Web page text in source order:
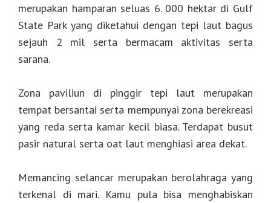
merupakan hamparan seluas 6. 000 hektar di Gulf
State Park yang diketahui dengan tepi laut bagus
sejauh 2 mil serta bermacam aktivitas serta
sarana.
Zona paviliun di pinggir tepi laut merupakan
tempat bersantai serta mempunyai zona berekreasi
yang reda serta kamar kecil biasa. Terdapat busut
pasir natural serta oat laut menghiasi area dekat.
Memancing selancar merupakan berolahraga yang
terkenal di mari. Kamu pula bisa menghabiskan